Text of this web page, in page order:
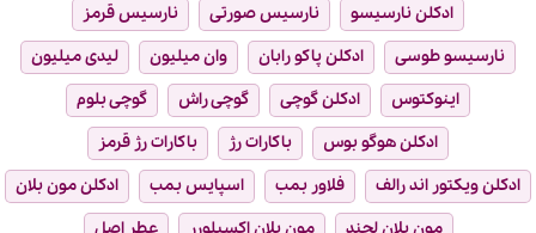
ادکلن نارسیسو
نارسیس صورتی
نارسیس قرمز
نارسیسو طوسی
ادکلن پاکو رابان وان میلیون
لیدی میلیون
اینوکتوس
ادکلن گوچی گوچی راش
گوچی بلوم
ادکلن هوگو بوس
باکارات رژ
باکارات رژ قرمز
ادکلن ویکتور اند رالف
فلاور بمب اسپایس بمب
ادکلن مون بلان